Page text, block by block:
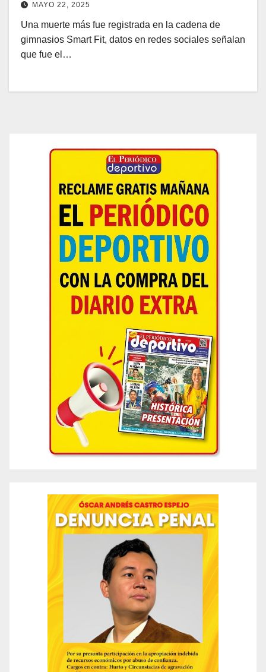
MAYO 22, 2025
Una muerte más fue registrada en la cadena de
gimnasios Smart Fit, datos en redes sociales señalan
que fue el…